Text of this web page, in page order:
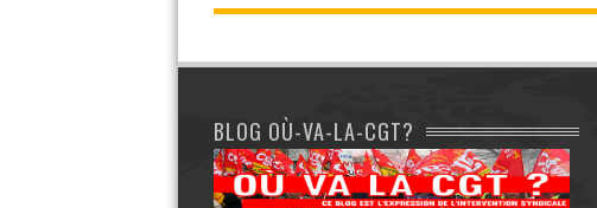
BLOG OÙ-VA-LA-CGT?